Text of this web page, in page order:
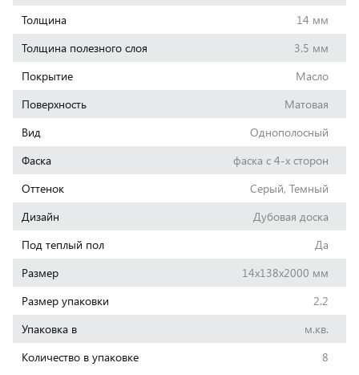
Толщина
14 мм
Толщина полезного слоя
3.5 мм
Покрытие
Масло
Поверхность
Матовая
Вид
Однополосный
Фаска
фаска с 4-х сторон
Оттенок
Серый, Темный
Дизайн
Дубовая доска
Под теплый пол
Да
Размер
14x138x2000 мм
Размер упаковки
2.2
Упаковка в
м.кв.
Количество в упаковке
8